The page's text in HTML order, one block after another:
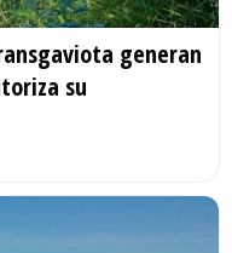
generan
su